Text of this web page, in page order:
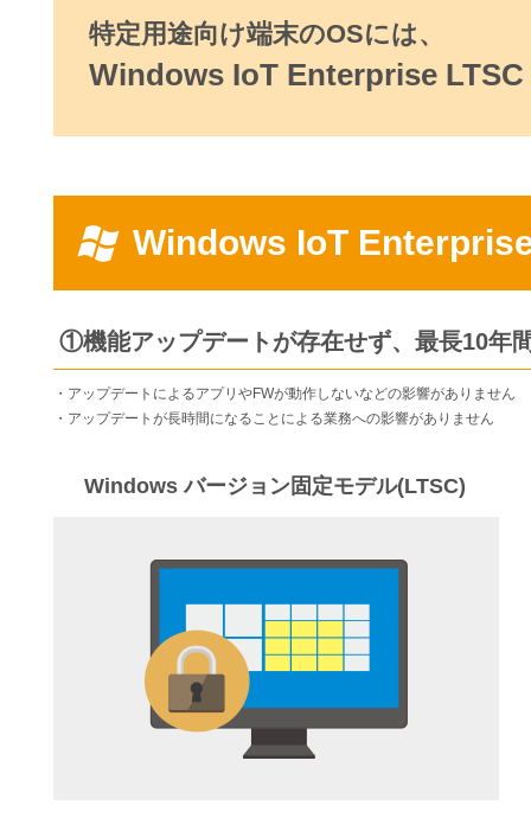
特定用途向け端末のOSには、
Windows IoT Enterprise
Windows IoT
①機能アップデートが存在せず、最長10年
・アップデートによるアプリやFWが動作しないなどの影響がありません
・アップデートが長時間になることによる業務への影響がありません
Windows バージョン固定モデル(LTSC)